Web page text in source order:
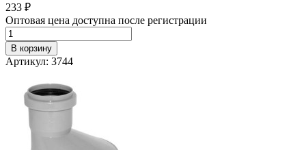
233 ₽
Оптовая цена доступна после регистрации
В корзину
Артикул: 3744